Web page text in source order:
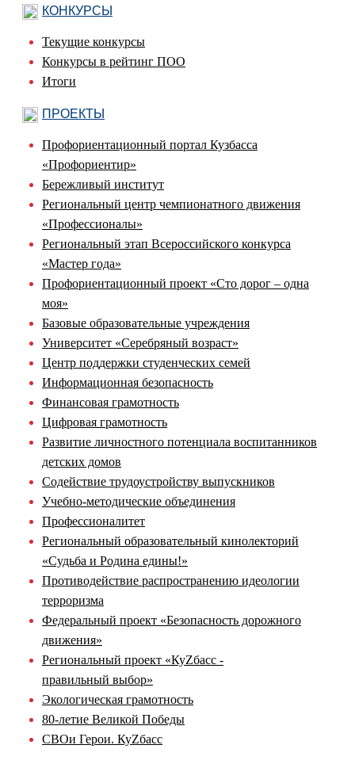
КОНКУРСЫ
Текущие конкурсы
Конкурсы в рейтинг ПОО
Итоги
ПРОЕКТЫ
Профориентационный портал Кузбасса
«Профориентир»
Бережливый институт
Региональный центр чемпионатного движения
«Профессионалы»
Региональный этап Всероссийского конкурса
«Мастер года»
Профориентационный проект «Сто дорог – одна
моя»
Базовые образовательные учреждения
Университет «Серебряный возраст»
Центр поддержки студенческих семей
Информационная безопасность
Финансовая грамотность
Цифровая грамотность
Развитие личностного потенциала воспитанников
детских домов
Содействие трудоустройству выпускников
Учебно-методические объединения
Профессионалитет
Региональный образовательный кинолекторий
«Судьба и Родина едины!»
Противодействие распространению идеологии
терроризма
Федеральный проект «Безопасность дорожного
движения»
Региональный проект «КуZбасс -
правильный выбор»
Экологическая грамотность
80-летие Великой Победы
СВОи Герои. КуZбасс